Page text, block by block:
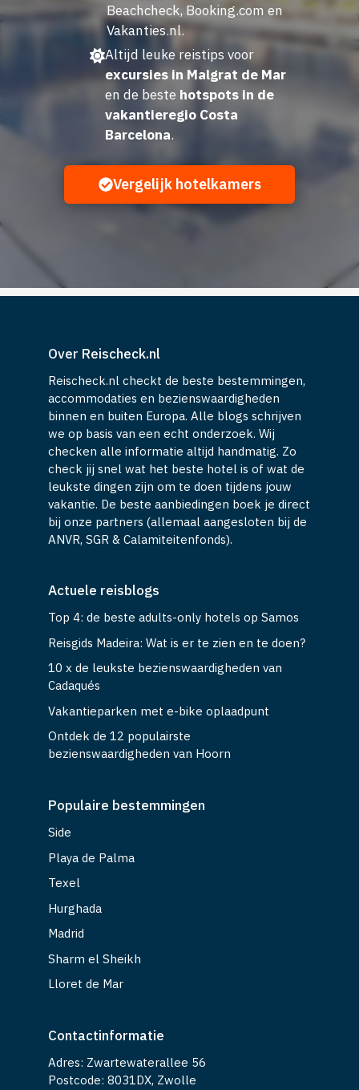
Beachcheck, Booking.com en
Vakanties.nl.
Altijd leuke reistips voor
excursies in Malgrat de Mar
en de beste hotspots in de
vakantieregio Costa
Barcelona.
Vergelijk hotelkamers
Over Reischeck.nl
Reischeck.nl checkt de beste bestemmingen,
accommodaties en bezienswaardigheden
binnen en buiten Europa. Alle blogs schrijven
we op basis van een echt onderzoek. Wij
checken alle informatie altijd handmatig. Zo
check jij snel wat het beste hotel is of wat de
leukste dingen zijn om te doen tijdens jouw
vakantie. De beste aanbiedingen boek je direct
bij onze partners (allemaal aangesloten bij de
ANVR, SGR & Calamiteitenfonds).
Actuele reisblogs
Top 4: de beste adults-only hotels op Samos
Reisgids Madeira: Wat is er te zien en te doen?
10 x de leukste bezienswaardigheden van
Cadaqués
Vakantieparken met e-bike oplaadpunt
Ontdek de 12 populairste
bezienswaardigheden van Hoorn
Populaire bestemmingen
Side
Playa de Palma
Texel
Hurghada
Madrid
Sharm el Sheikh
Lloret de Mar
Contactinformatie
Adres: Zwartewaterallee 56
Postcode: 8031DX, Zwolle